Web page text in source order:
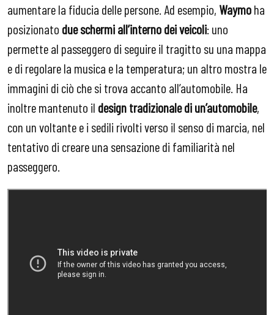
aumentare la fiducia delle persone. Ad esempio, Waymoha
posizionato due schermi all’interno dei veicoli: uno
permette al passeggero di seguire il tragitto su una mappa
e di regolare la musica e la temperatura; un altro mostra le
immagini di ciò che si trova accanto all’automobile. Ha
inoltre mantenuto il design tradizionale di un’automobile,
con un voltante e i sedili rivolti verso il senso di marcia, nel
tentativo di creare una sensazione di familiarità nel
passeggero.